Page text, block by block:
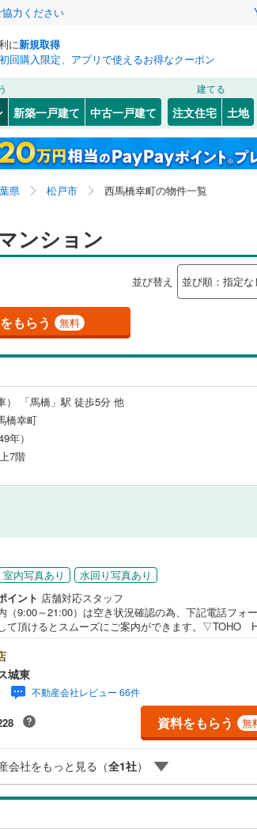
力ください
に新規取得
初回購入限定、アプリで使えるお得なクーポン
新築一戸建て 中古一戸建て
建てる
注文住宅 土地
県 松戸市 西馬橋幸町の物件一覧
ンション
並び替え
もらう 無料
） 「馬橋」駅 徒歩5分 他
橋幸町
年）
7階
室内写真あり
水回り写真あり
イント 店舗対応スタッフ
（9:00～21:00）は空き状況確認の為、下記電話フォ
て頂けるとスムーズにご案内ができます。▽TOHO
「安心」を守り続けます。【Yahoo！ 不動産キャンペ
物件を成約するとPayPayボーナスライトがもらえる「
約キャンペーン」の対象になります。「資料をもらう
タンからお問い合わせください。※必ずYahoo！
ださい。※PayPayボーナスライトは出金と譲渡はでき
資料のご請求はお気軽にどうぞ♪お電話でのお問い合
ります！■頭金0円からのご購入可能です■（諸費用も
城東
不動産会社レビュー 66件
資料をもらう 無
会社をもっと見る（全1社）
岩手 宮城 秋田
神奈川 埼玉 千葉
長野 富山
三重
兵庫
島根 岡山 広島
香川 愛媛
佐賀
花見川区(50)
緑区(21)
茂原市
東金市(1)
)
流山市(32)
) 鴨川市(5)
白井市(26)
いすみ市(0)
町(1) 印旛郡栄町
(0)
(0) 山武郡横芝光町( )
(
(1)
(2 安房郡鋸南町(0 )
岩瀬(2)
上本郷(9)
久保平賀 (7
小根本(7)
栄町( 2)
五香南(1)
総武本線(0)
京葉線(0)
久留里線(0)
常磐線（各駅停車）
線 (0
銚子電気鉄道 0)
ール(0) 流鉄流山線(2)
道アクセス線(0)
京成松戸線(0)
丘線(0) 芝山鉄道(0)
0)
ベーション
ン・リフォーム
築古・築30年以上
り 0
ム（0） エレベーター（1）
オートロック （0）
、日当たり
・品質・工法関連
） 免震構造
数200以上）
始発駅（0）
ュサービス（0） キッズルーム
検索条件を保存しました
この検索条件の新着物件通知は、 マイページから
千葉県、松戸市、西馬橋幸町
検索条件を保存する
マイページ
お気に入りリス
閉じる
お気に入りリス
閉じる